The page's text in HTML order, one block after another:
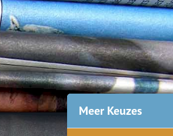
Bepaal de dagwaarde van je auto
Meer Keuzes